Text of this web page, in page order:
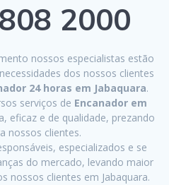
2000
nossos especialistas estão
dos nossos clientes
24 horas em Jabaquara.
serviços de Encanador em
eficaz e de qualidade, prezando
nossos clientes.
especializados e se
do mercado, levando maior
nossos clientes em Jabaquara.